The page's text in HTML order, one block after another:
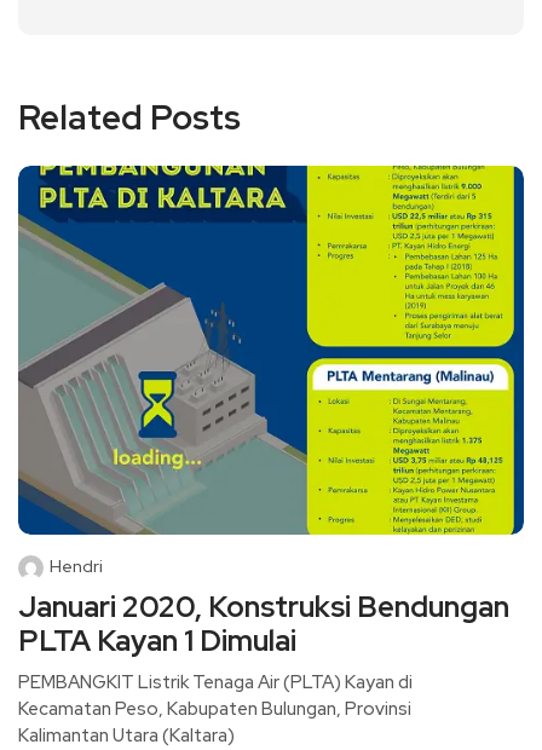
Related Posts
Hendri
Januari 2020, Konstruksi Bendungan
PLTA Kayan 1 Dimulai
PEMBANGKIT Listrik Tenaga Air (PLTA) Kayan di
Kecamatan Peso, Kabupaten Bulungan, Provinsi
Kalimantan Utara (Kaltara)